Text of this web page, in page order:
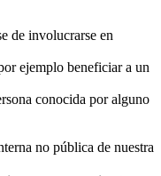
de involucrarse en
ejemplo beneficiar a un
conocida por alguno
no pública de nuestra